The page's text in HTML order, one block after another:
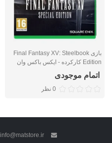
بازی Final Fantasy XV: Steelbook
Edition کارکرده - ایکس باکس وان
اتمام موجودی
0 نظر
info@matstore.ir